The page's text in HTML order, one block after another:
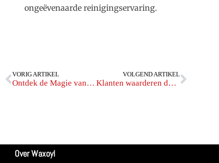
ongeëvenaarde reinigingservaring.
VORIG ARTIKEL
Ontdek de Magie van Waxoyl Magic Clay
VOLGEND ARTIKEL
Klanten waarderen de diepte van de kleur
Over Waxoyl